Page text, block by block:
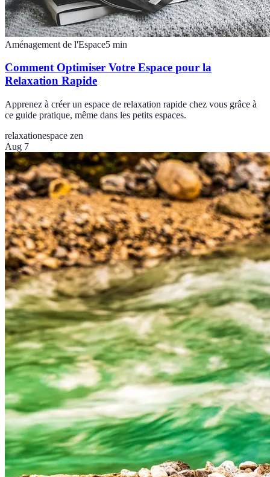
Aménagement de l'Espace5 min
Comment Optimiser Votre Espace pour la
Relaxation Rapide
Apprenez à créer un espace de relaxation rapide chez vous grâce à
ce guide pratique, même dans les petits espaces.
relaxationespace zen
Aug 7